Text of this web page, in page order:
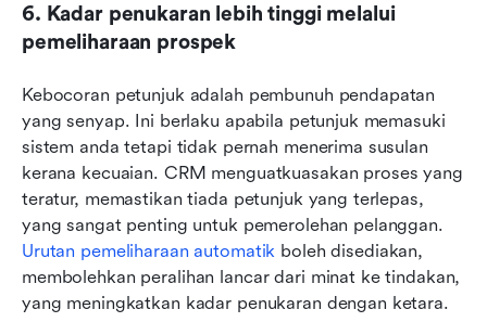
6. Kadar penukaran lebih tinggi melalui
pemeliharaan prospek
Kebocoran petunjuk adalah pembunuh pendapatan
yang senyap. Ini berlaku apabila petunjuk memasuki
sistem anda tetapi tidak pernah menerima susulan
kerana kecuaian. CRM menguatkuasakan proses yang
teratur, memastikan tiada petunjuk yang terlepas,
Urutan pemeliharaan automatik boleh disediakan,
membolehkan peralihan lancar dari minat ke tindakan,
yang meningkatkan kadar penukaran dengan ketara.